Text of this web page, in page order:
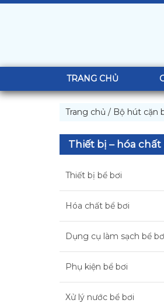
TRANG CHỦ
Trang chủ / Bộ hút cặn
Thiết bị – hóa chất
Thiết bị bể bơi
Hóa chất bể bơi
Dụng cụ làm sạch bể
Phụ kiện bể bơi
Xử lý nước bể bơi